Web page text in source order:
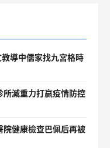
教導中儒家找九宮格時
所減重力打贏疫情防控
院健康檢查巴佩后再被